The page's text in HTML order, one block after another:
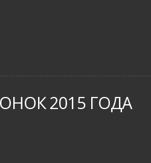
2015 ГОДА